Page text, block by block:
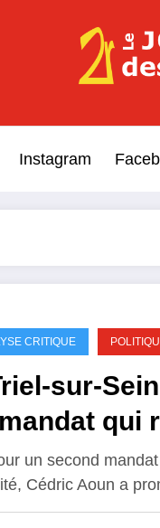
Le
Instagram
CRITIQUE
sur-
qui
un second
Cédric Aoun a